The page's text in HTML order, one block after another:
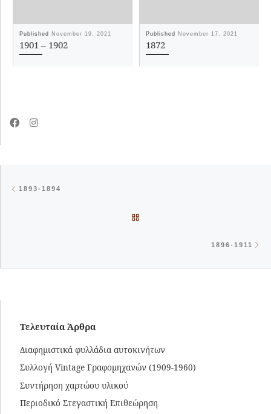
Published November 19, 2021
1901 – 1902
Published November 17, 2021
1872
1893-1894
1896-1911
Τελευταία Άρθρα
Διαφημιστικά φυλλάδια αυτοκινήτων
Συλλογή Vintage Γραφομηχανών (1909-1960)
Συντήρηση χαρτώου υλικού
Περιοδικό Στεγαστική Επιθεώρηση